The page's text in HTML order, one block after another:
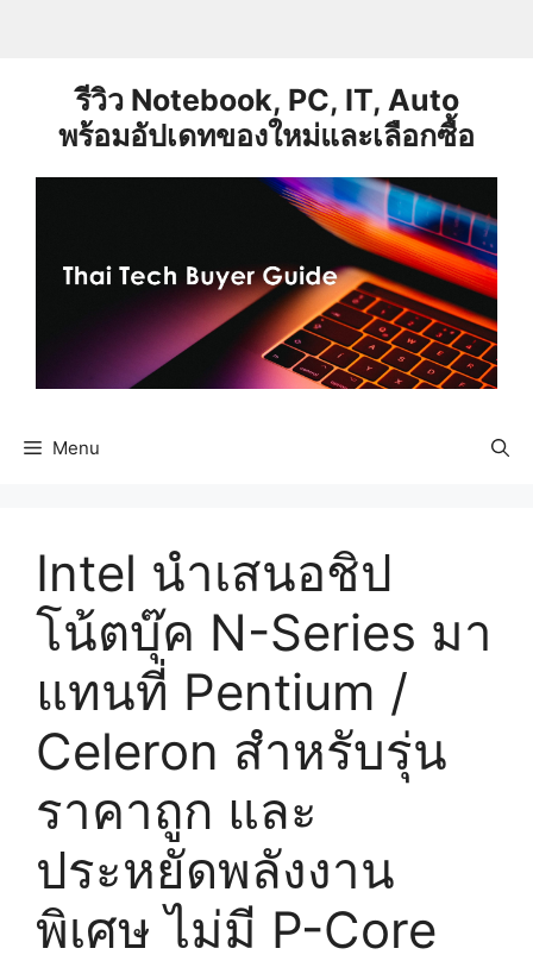
รีวิว Notebook, PC, IT, Auto
พร้อมอัปเดทของใหม่และเลือกซื้อ
Menu
Intel นำเสนอชิป
โน้ตบุ๊ค N-Series มา
แทนที่ Pentium /
Celeron สำหรับรุ่น
ราคาถูก และ
ประหยัดพลังงาน
พิเศษ ไม่มี P-Core